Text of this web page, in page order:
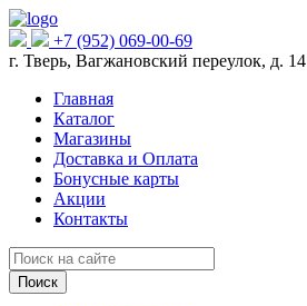
+7 (952) 069-00-69
г. Тверь, Вагжановский переулок, д. 14
Главная
Каталог
Магазины
Доставка и Оплата
Бонусные карты
Акции
Контакты
Поиск